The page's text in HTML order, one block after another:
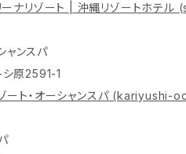
ーナリゾート | 沖縄リゾートホテル (
ャンスパ
原2591-1
ート・オーシャンスパ (kariyushi-